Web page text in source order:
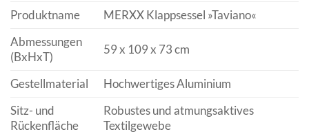
Produktname
MERXX Klappsessel »Taviano«
Abmessungen
(BxHxT)
59 x 109 x 73 cm
Gestellmaterial
Hochwertiges Aluminium
Sitz- und
Rückenfläche
Robustes und atmungsaktives
Textilgewebe